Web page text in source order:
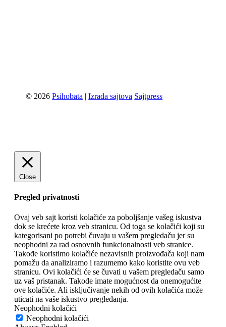
© 2026Psihobata |Izrada sajtova Sajtpress
Close
Pregled privatnosti
Ovaj veb sajt koristi kolačiće za poboljšanje vašeg iskustva
dok se krećete kroz veb stranicu. Od toga se kolačići koji su
kategorisani po potrebi čuvaju u vašem pregledaču jer su
neophodni za rad osnovnih funkcionalnosti veb stranice.
Takođe koristimo kolačiće nezavisnih proizvođača koji nam
pomažu da analiziramo i razumemo kako koristite ovu veb
stranicu. Ovi kolačići će se čuvati u vašem pregledaču samo
uz vaš pristanak. Takođe imate mogućnost da onemogućite
ove kolačiće. Ali isključivanje nekih od ovih kolačića može
uticati na vaše iskustvo pregledanja.
Neophodni kolačići
Neophodni kolačići